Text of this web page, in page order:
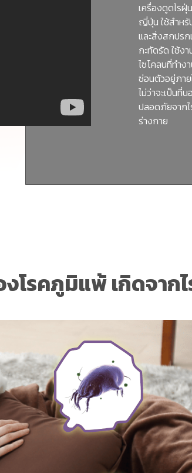
เครื่องดูดไร
ญี่ปุ่น ใช้สำหรั
และสิ่งสกปร
กะทัดรัด ใช้ง
ไซโคลนที่ทำ
ซ่อนตัวอยู่ภา
ไม่ว่าจะเป็นที่
ปลอดภัยจาก
ร่างกาย
โรคภูมิแพ้ เกิดจาก